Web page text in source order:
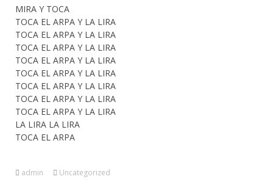
MIRA Y TOCA
TOCA EL ARPA Y LA LIRA
TOCA EL ARPA Y LA LIRA
TOCA EL ARPA Y LA LIRA
TOCA EL ARPA Y LA LIRA
TOCA EL ARPA Y LA LIRA
TOCA EL ARPA Y LA LIRA
TOCA EL ARPA Y LA LIRA
TOCA EL ARPA Y LA LIRA
LA LIRA LA LIRA
TOCA EL ARPA
admin Uncategorized